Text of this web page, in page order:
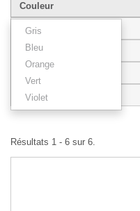
Couleur
Gris
Bleu
Orange
Vert
Violet
Largeur de baguette
Style
AQUARELLE
Type
Résultats 1 - 6 sur 6.